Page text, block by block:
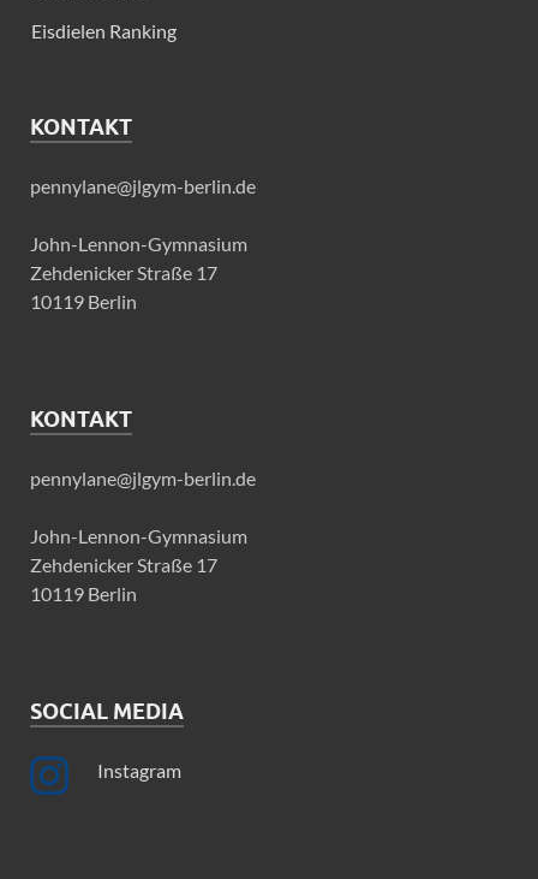
Eisdielen Ranking
KONTAKT
pennylane@jlgym-berlin.de
John-Lennon-Gymnasium
Zehdenicker Straße 17
10119 Berlin
KONTAKT
pennylane@jlgym-berlin.de
John-Lennon-Gymnasium
Zehdenicker Straße 17
10119 Berlin
SOCIAL MEDIA
Instagram